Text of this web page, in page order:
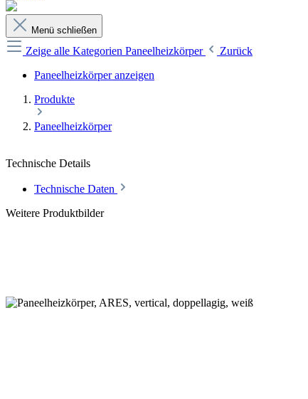
Menü schließen
Zeige alle Kategorien Paneelheizkörper
Zurück
Paneelheizkörper anzeigen
Produkte
Paneelheizkörper
Technische Details
Technische Daten
Weitere Produktbilder